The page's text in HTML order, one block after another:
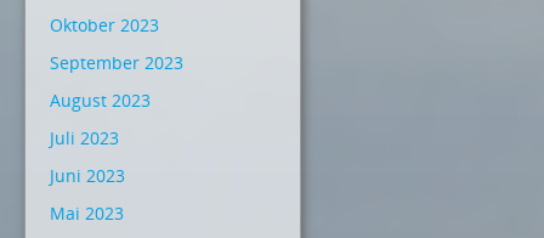
Oktober 2023
September 2023
August 2023
Juli 2023
Juni 2023
Mai 2023